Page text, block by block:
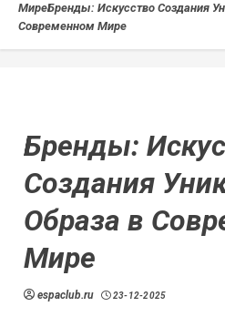
МиреБренды: Искусство Создания
Современном Мире
Бренды:
Создания
Образа в
Мире
espaclub.ru 23-12-2025